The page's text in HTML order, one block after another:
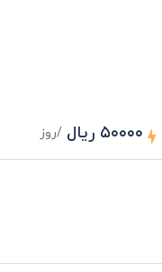
۵۰۰۰۰ ریال /روز